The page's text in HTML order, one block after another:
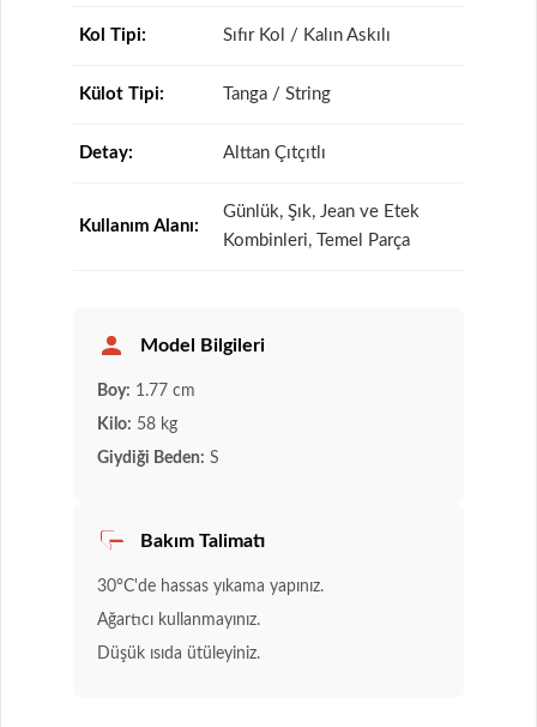
Kol Tipi: Sıfır Kol / Kalın Askılı
Külot Tipi: Tanga / String
Detay: Alttan Çıtçıtlı
Kullanım Alanı:
Günlük, Şık, Jean ve Etek
Kombinleri, Temel Parça
Model Bilgileri
Boy: 1.77 cm
Kilo: 58 kg
Giydiği Beden: S
Bakım Talimatı
30°C'de hassas yıkama yapınız.
Ağartıcı kullanmayınız.
Düşük ısıda ütüleyiniz.